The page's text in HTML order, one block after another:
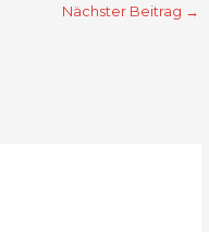
Nächster Beitrag →